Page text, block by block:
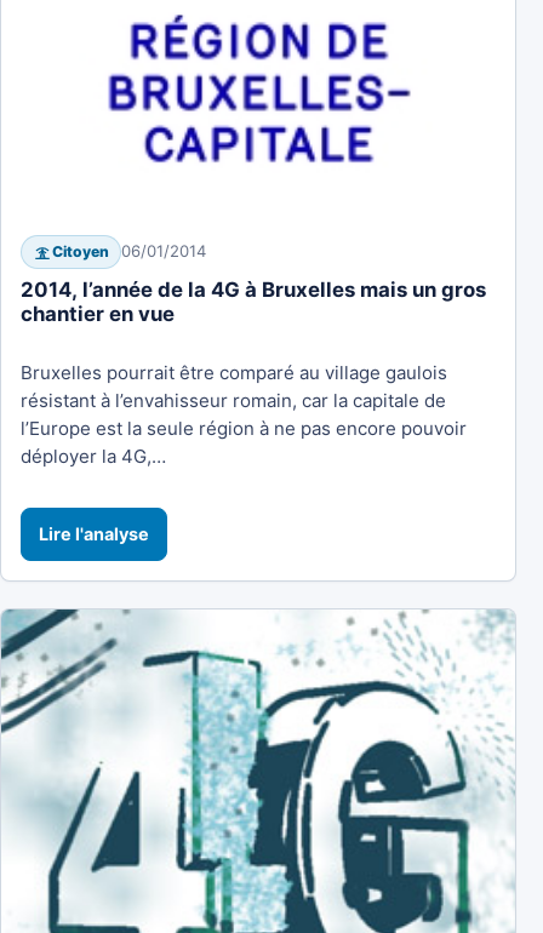
Citoyen 06/01/2014
2014, l’année de la 4G à Bruxelles mais un gros
chantier en vue
Bruxelles pourrait être comparé au village gaulois
résistant à l’envahisseur romain, car la capitale de
l’Europe est la seule région à ne pas encore pouvoir
déployer la 4G,…
Lire l'analyse